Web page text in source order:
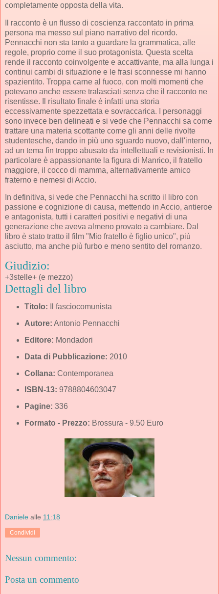
completamente opposta della vita.
Il racconto è un flusso di coscienza raccontato in prima
persona ma messo sul piano narrativo del ricordo.
Pennacchi non sta tanto a guardare la grammatica, alle
regole, proprio come il suo protagonista. Questa scelta
rende il racconto coinvolgente e accattivante, ma alla lunga i
continui cambi di situazione e le frasi sconnesse mi hanno
spazientito. Troppa carne al fuoco, con molti momenti che
potevano anche essere tralasciati senza che il racconto ne
risentisse. Il risultato finale è infatti una storia
eccessivamente spezzettata e sovraccarica. I personaggi
sono invece ben delineati e si vede che Pennacchi sa come
trattare una materia scottante come gli anni delle rivolte
studentesche, dando in più uno sguardo nuovo, dall'interno,
ad un tema fin troppo abusato da intellettuali e revisionisti. In
particolare è appassionante la figura di Manrico, il fratello
maggiore, il cocco di mamma, alternativamente amico
fraterno e nemesi di Accio.
In definitiva, si vede che Pennacchi ha scritto il libro con
passione e cognizione di causa, mettendo in Accio, antieroe
e antagonista, tutti i caratteri positivi e negativi di una
generazione che aveva almeno provato a cambiare. Dal
libro è stato tratto il film "Mio fratello è figlio unico", più
asciutto, ma anche più furbo e meno sentito del romanzo.
Giudizio:
+3stelle+ (e mezzo)
Dettagli del libro
Titolo: Il fasciocomunista
Autore: Antonio Pennacchi
Editore: Mondadori
Data di Pubblicazione: 2010
Collana: Contemporanea
ISBN-13: 9788804603047
Pagine: 336
Formato - Prezzo: Brossura - 9.50 Euro
Daniele alle 11:18
Condividi
Nessun commento:
Posta un commento